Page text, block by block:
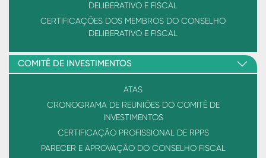
DELIBERATIVO E FISCAL
CERTIFICAÇÕES DOS MEMBROS DO CONSELHO
DELIBERATIVO E FISCAL
COMITÊ DE INVESTIMENTOS
ATAS
CRONOGRAMA DE REUNIÕES DO COMITÊ DE
INVESTIMENTOS
CERTIFICAÇÃO PROFISSIONAL DE RPPS
PARECER E APROVAÇÃO DO CONSELHO FISCAL